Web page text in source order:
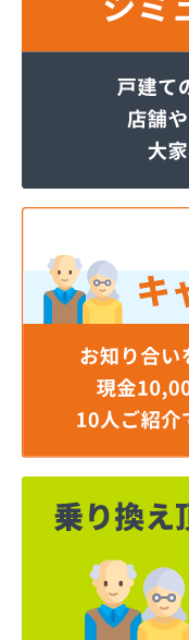
カネテン商店
サーラプラザ蒲郡
サンダイ燃料店
ジェイエイ・ト
ダイイチガスコ
チリウヒーターサ
ツバメガス株式会
ニイミガス株式会
ニイミ産業株式
ニイミ産業株式
ニイミ産業株式
ハタスビルダー
ひまわり農協 燃
フジオートステー
フジヨシ商店
フルタ鹿乗店
ます角商店
マルタケ株式会社
マルト尾関商店